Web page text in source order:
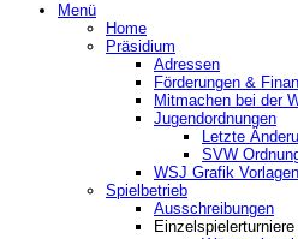
Menü
Home
Präsidium
Adressen
Förderungen &
Mitmachen bei der
Jugendordnungen
Letzte
SVW
WSJ Grafik Vorlagen
Spielbetrieb
Ausschreibungen
Einzelspielerturniere